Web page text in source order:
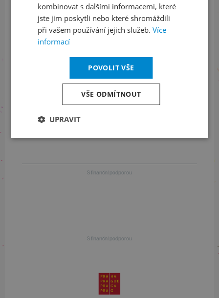
Informace o stavu objednávek
+420 461 049 232
Informace o programu
+420 257 310 414
S finanční podporou
S finanční podporou
kombinovat s dalšími informacemi, které
jste jim poskytli nebo které shromáždili
při vašem používání jejich služeb. Více
informací
POVOLIT VŠE
VŠE ODMÍTNOUT
UPRAVIT